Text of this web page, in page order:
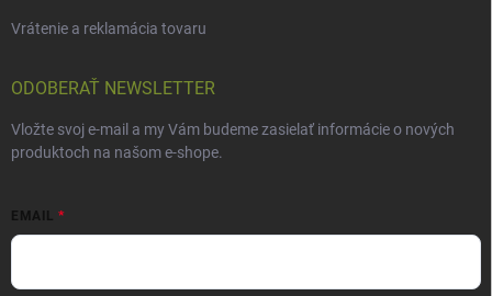
Vrátenie a reklamácia tovaru
ODOBERAŤ NEWSLETTER
Vložte svoj e-mail a my Vám budeme zasielať informácie o nových
produktoch na našom e-shope.
EMAIL